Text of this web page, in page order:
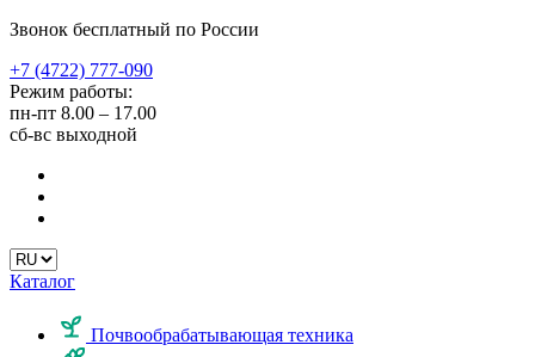
Звонок бесплатный по России
+7 (4722) 777-090
Режим работы:
пн-пт 8.00 – 17.00
сб-вс выходной
Каталог
Почвообрабатывающая техника